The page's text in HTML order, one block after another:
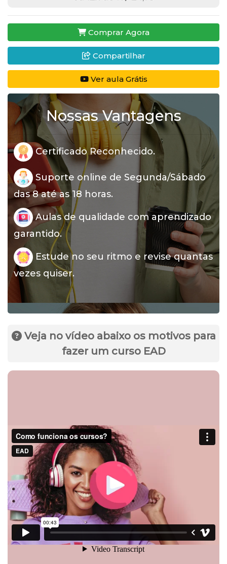
Comprar Agora
Compartilhar
Ver aula Grátis
Nossas Vantagens
Certificado Reconhecido.
Suporte online de Segunda/Sábado
das 8 até as 18 horas.
Aulas de qualidade com aprendizado
garantido.
Estude no seu ritmo e revise quantas
vezes quiser.
Veja no vídeo abaixo os motivos para
fazer um curso EAD